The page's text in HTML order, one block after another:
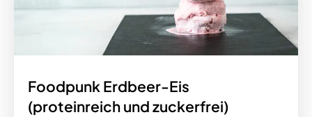
Foodpunk Erdbeer-Eis
(proteinreich und zuckerfrei)